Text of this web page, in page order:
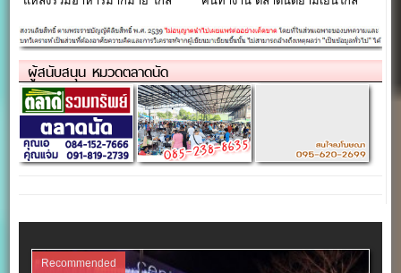
ผู้สนับสนุน หมวดตลาดนัด
Recommended